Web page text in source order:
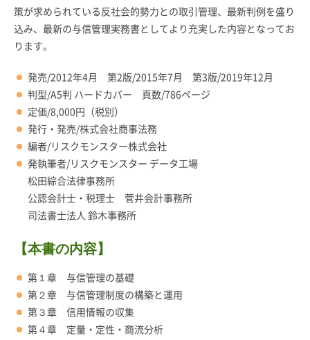
策が求められている反社会的勢力との取引管理、最新判例を盛り
込み、最新の与信管理実務書としてより充実した内容となってお
ります。
発売/2012年4月 第2版/2015年7月 第3版/2019年12月
判型/A5判 ハードカバー 頁数/786ページ
定価/8,000円（税別）
発行・発売/株式会社商事法務
編者/リスクモンスター株式会社
発執筆者/リスクモンスター データ工場
松田綜合法律事務所
公認会計士・税理士 菅井会計事務所
司法書士法人 鈴木事務所
【本書の内容】
第１章 与信管理の基礎
第２章 与信管理制度の構築と運用
第３章 信用情報の収集
第４章 定量・定性・商流分析